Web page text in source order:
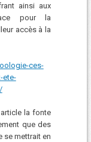
ainsi aux
pour la
accès à la
ces-
ete-
la fonte
que des
se mettrait en